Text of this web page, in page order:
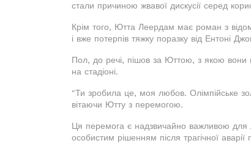
стали причиною жвавої дискусії серед
Крім того, Ютта Леердам має роман з
і вже потерпів тяжку поразку від Ентоні
Пол, до речі, пішов за Юттою, з якою вони
на стадіоні.
"Ти зробила це, моя любов. Олімпійське
вітаючи Ютту з перемогою.
Ця перемога є надзвичайно важливою для
особистим рішенням після трагічної аварії